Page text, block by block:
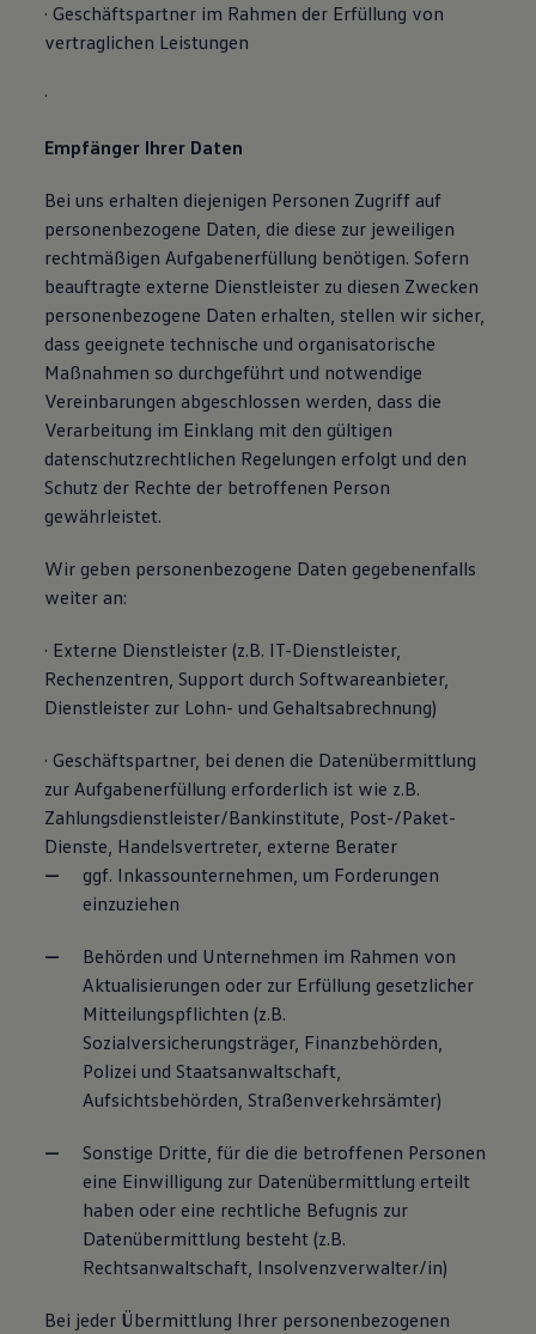
· Geschäftspartner im Rahmen der Erfüllung von
vertraglichen Leistungen
·
Empfänger Ihrer Daten
Bei uns erhalten diejenigen Personen Zugriff auf
personenbezogene Daten, die diese zur jeweiligen
rechtmäßigen Aufgabenerfüllung benötigen. Sofern
beauftragte externe Dienstleister zu diesen Zwecken
personenbezogene Daten erhalten, stellen wir sicher,
dass geeignete technische und organisatorische
Maßnahmen so durchgeführt und notwendige
Vereinbarungen abgeschlossen werden, dass die
Verarbeitung im Einklang mit den gültigen
datenschutzrechtlichen Regelungen erfolgt und den
Schutz der Rechte der betroffenen Person
gewährleistet.
Wir geben personenbezogene Daten gegebenenfalls
weiter an:
· Externe Dienstleister (z.B. IT-Dienstleister,
Rechenzentren, Support durch Softwareanbieter,
Dienstleister zur Lohn- und Gehaltsabrechnung)
· Geschäftspartner, bei denen die Datenübermittlung
zur Aufgabenerfüllung erforderlich ist wie z.B.
Zahlungsdienstleister/Bankinstitute, Post-/Paket-
Dienste, Handelsvertreter, externe Berater
ggf. Inkassounternehmen, um Forderungen
einzuziehen
Behörden und Unternehmen im Rahmen von
Aktualisierungen oder zur Erfüllung gesetzlicher
Mitteilungspflichten (z.B.
Sozialversicherungsträger, Finanzbehörden,
Polizei und Staatsanwaltschaft,
Aufsichtsbehörden, Straßenverkehrsämter)
Sonstige Dritte, für die die betroffenen Personen
eine Einwilligung zur Datenübermittlung erteilt
haben oder eine rechtliche Befugnis zur
Datenübermittlung besteht (z.B.
Rechtsanwaltschaft, Insolvenzverwalter/in)
Bei jeder Übermittlung Ihrer personenbezogenen